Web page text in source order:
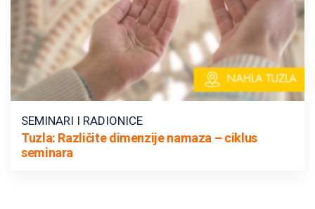
SEMINARI I RADIONICE
Tuzla: Različite dimenzije namaza – ciklus
seminara